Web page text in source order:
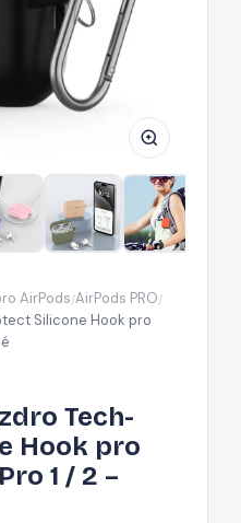
Silikonové
pouzdro
Protect
AirPods/AirPods PRO/
Silicone Hook pro
Tech-
Hook pro
1 / 2 –